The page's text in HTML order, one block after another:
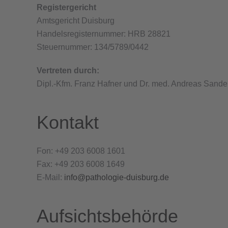
Registergericht
Amtsgericht Duisburg
Handelsregisternummer: HRB 28821
Steuernummer: 134/5789/0442
Vertreten durch:
Dipl.-Kfm. Franz Hafner und Dr. med. Andreas
Kontakt
Fon: +49 203 6008 1601
Fax: +49 203 6008 1649
E-Mail: info@pathologie-duisburg.de
Aufsichtsbehörde